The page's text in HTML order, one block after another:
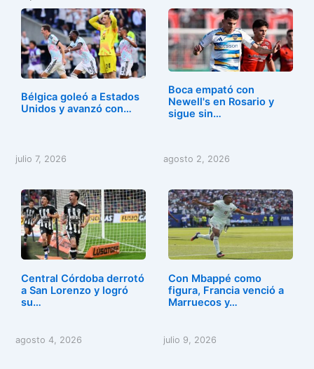
e
b
o
o
k
o
d
o
n
l
p
ar
tir
Bélgica goleó a Estados
Unidos y avanzó con…
julio 7, 2026
Boca empató con
Newell's en Rosario y
sigue sin…
agosto 2, 2026
Central Córdoba derrotó
a San Lorenzo y logró
su…
agosto 4, 2026
Con Mbappé como
figura, Francia venció a
Marruecos y…
julio 9, 2026